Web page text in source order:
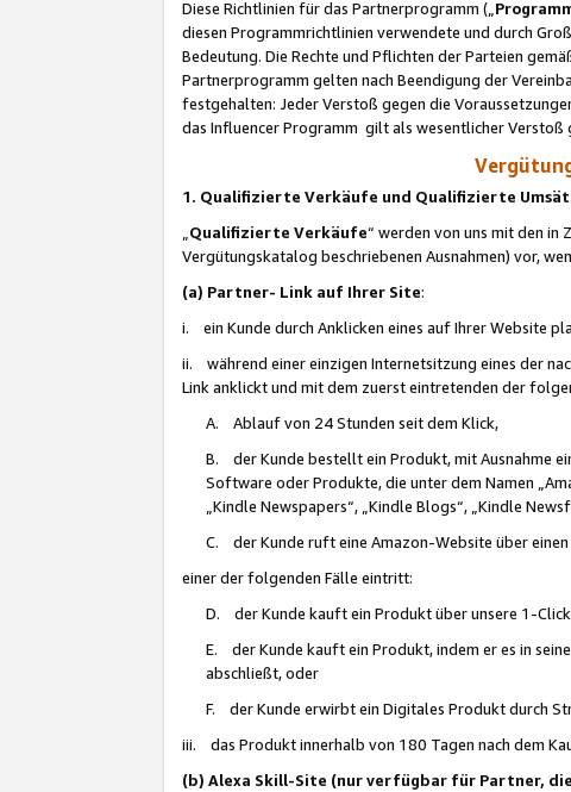
Diese Richtlinien für das Partnerprogramm („
diesen Programmrichtlinien verwendete und durch
Bedeutung. Die Rechte und Pflichten der Parteien
Partnerprogramm gelten nach Beendigung der
festgehalten: Jeder Verstoß gegen die
das Influencer Programm gilt als wesentlicher Verstoß
1. Qualifizierte Verkäufe und Qualifizierte
Qualifizierte Verkäufe“ werden von uns mit den
Vergütungskatalog beschriebenen Ausnahmen) vor,
(a) Partner- Link auf Ihrer Site:
i. ein Kunde durch Anklicken eines auf Ihrer Website
ii. während einer einzigen Internetsitzung eines der
Link anklickt und mit dem zuerst eintretenden der
A. Ablauf von 24 Stunden seit dem Klick,
B. der Kunde bestellt ein Produkt, mit Ausnahme
Software oder Produkte, die unter dem Namen
„Kindle Newspapers“, „Kindle Blogs“, „Kindle
C. der Kunde ruft eine Amazon-Website über
einer der folgenden Fälle eintritt:
D. der Kunde kauft ein Produkt über unsere 1-
E. der Kunde kauft ein Produkt, indem er es in
abschließt, oder
F. der Kunde erwirbt ein Digitales Produkt durch
iii. das Produkt innerhalb von 180 Tagen nach dem
(b) Alexa Skill-Site (nur verfügbar für Partner,